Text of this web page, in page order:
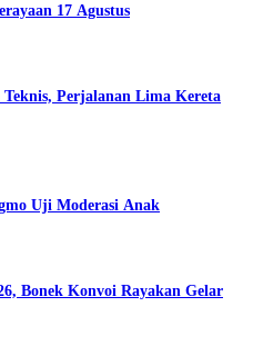
17 Agustus
Perjalanan Lima Kereta
Uji Moderasi Anak
Bonek Konvoi Rayakan Gelar